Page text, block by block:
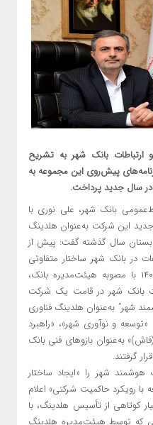
ارتباطات بانک شهر به تشریح
و چالش‌های سال ۱۴۰۲ و برنامه‌های پیش‌روی این مجموعه به
در سال جدید پرداخت.
بانک شهر، علی نوری با
این شرکت به‌عنوان هلدینگ
سال گذشته گفت: پیش ‌از
در بانک شهر ساختار متفاوتی
داشتند ولی از ابتدای تیرماه سال ۱۴۰۲ با مصوبه هیئت‌مدیره بانک،
بانک شهر در قامت یک شرکت
شهر” به‌عنوان هلدینگ فناوری
و نوآوری شهر»، «راهبرد
به‌عنوان بازوهای فنی بانک
گرفتند.
شهر را «ایجاد ساختار
رویکرد حاکمیت شرکتی» اعلام
کوتاهی از تأسیس هلدینگ، با